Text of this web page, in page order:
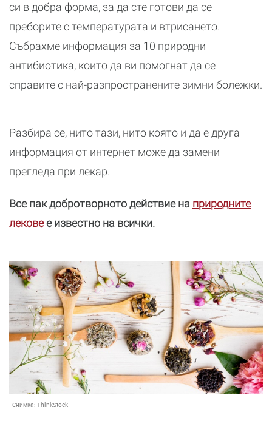
си в добра форма, за да сте готови да се
преборите с температурата и втрисането.
Събрахме информация за 10 природни
антибиотика, които да ви помогнат да се
справите с най-разпространените зимни болежки.
Разбира се, нито тази, нито която и да е друга
информация от интернет може да замени
прегледа при лекар.
Все пак добротворното действие на природните
лековеe известно на всички.
Снимка: ThinkStock